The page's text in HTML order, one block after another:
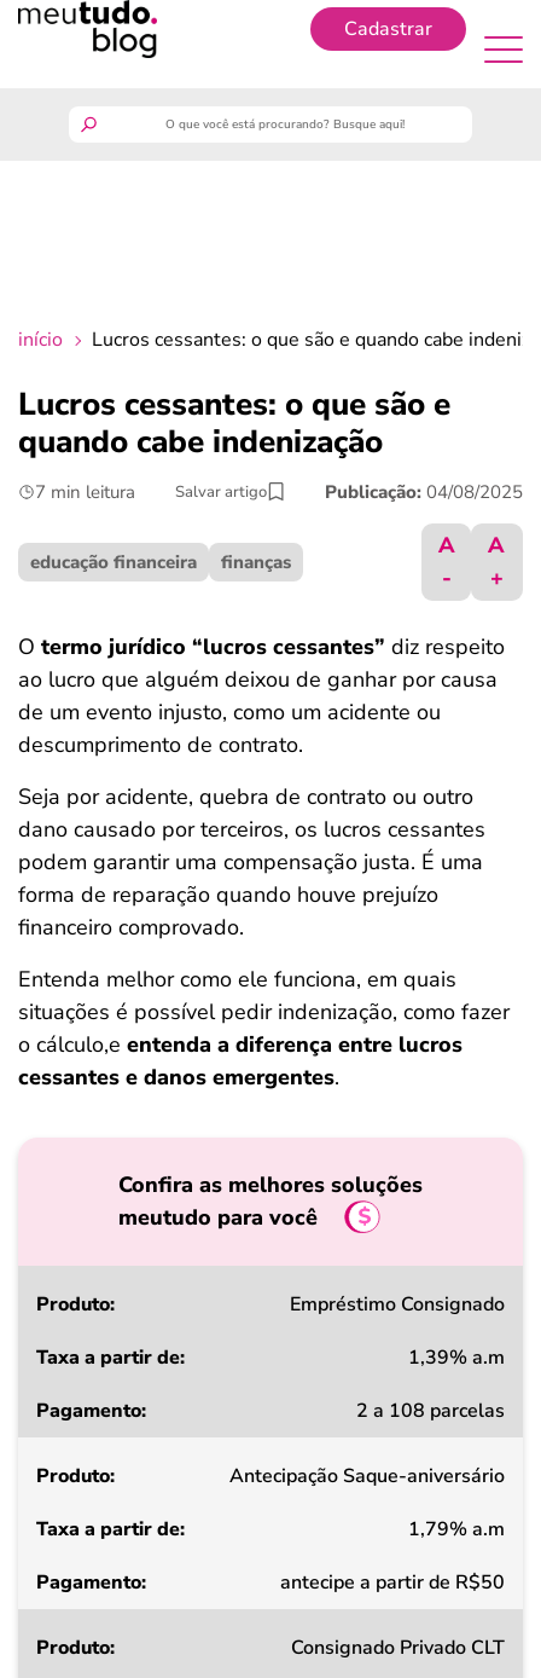
Cadastrar
crédito fácil
últimas notícias
ferramentas
início Lucros cessantes: o que são e quando cabe
Lucros cessantes: o que são e
quando cabe indenização
7 min leitura Salvar artigo Publicação: 04/08/2025
educação financeira finanças
A
-
A
+
O termo jurídico “lucros cessantes” diz respeito
ao lucro que alguém deixou de ganhar por causa
de um evento injusto, como um acidente ou
descumprimento de contrato.
Seja por acidente, quebra de contrato ou outro
dano causado por terceiros, os lucros cessantes
podem garantir uma compensação justa. É uma
forma de reparação quando houve prejuízo
financeiro comprovado.
Entenda melhor como ele funciona, em quais
situações é possível pedir indenização, como fazer
o cálculo,e entenda a diferença entre lucros
cessantes e danos emergentes.
Confira as melhores soluções
meutudo para você
Produto
a
de
Pagamento
Empréstimo Consignado
1,39% a.m
2 a 108 parcelas
Antecipação Saque-aniversário
1,79% a.m
antecipe a partir de R$50
Consignado Privado CLT